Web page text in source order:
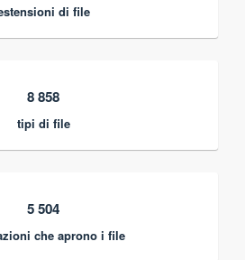
di file
8 858
tipi di file
5 504
che aprono i file